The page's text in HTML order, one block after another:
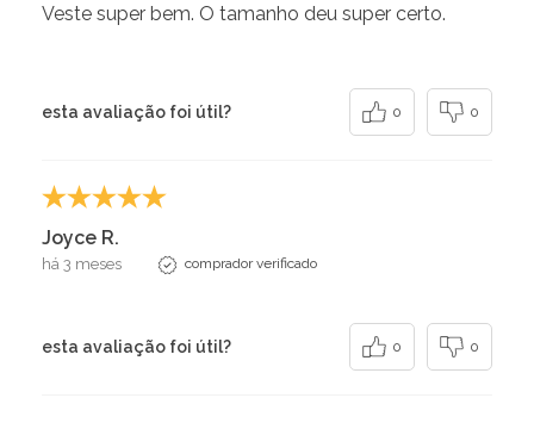
Veste super bem. O tamanho deu super certo.
esta avaliação foi útil? 0 0
Joyce R.
há 3 meses comprador verificado
esta avaliação foi útil? 0 0